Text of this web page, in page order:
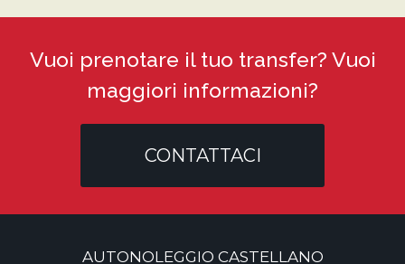
Vuoi prenotare il tuo transfer? Vuoi
maggiori informazioni?
CONTATTACI
AUTONOLEGGIO CASTELLANO